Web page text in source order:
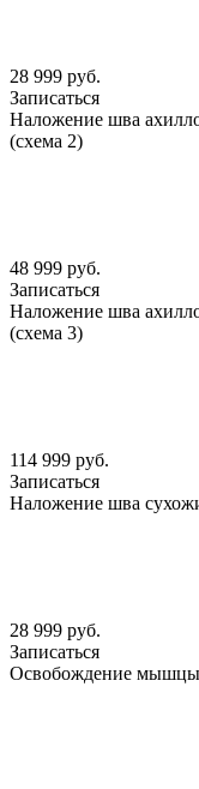
28 999 руб.
Записаться
Наложение шва
(схема 2)
48 999 руб.
Записаться
Наложение шва
(схема 3)
114 999 руб.
Записаться
Наложение шва
28 999 руб.
Записаться
Освобождение мышцы